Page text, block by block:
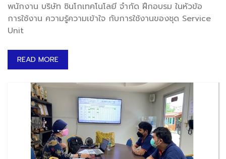
พนักงาน บริษัท ซินโกเทคโนโลยี จำกัด ฝึกอบรม ในหัวข้อ
การใช้งาน ความรู้ความเข้าใจ กับการใช้งานของชุด Service
Unit
READ MORE